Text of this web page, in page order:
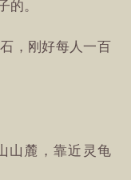
的。
，刚好每人一百
山麓，靠近灵龟